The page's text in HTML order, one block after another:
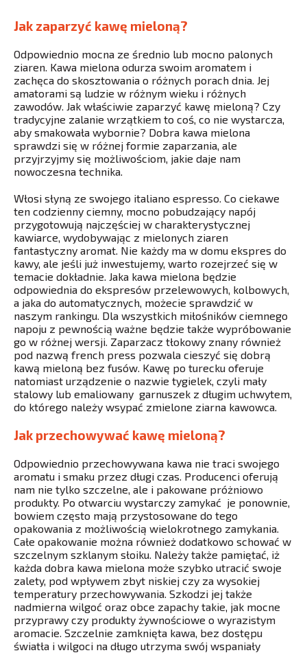
Jak zaparzyć kawę mieloną?
Odpowiednio mocna ze średnio lub mocno palonych
ziaren. Kawa mielona odurza swoim aromatem i
zachęca do skosztowania o różnych porach dnia. Jej
amatorami są ludzie w różnym wieku i różnych
zawodów. Jak właściwie zaparzyć kawę mieloną? Czy
tradycyjne zalanie wrzątkiem to coś, co nie wystarcza,
aby smakowała wybornie? Dobra kawa mielona
sprawdzi się w różnej formie zaparzania, ale
przyjrzyjmy się możliwościom, jakie daje nam
nowoczesna technika.
Włosi słyną ze swojego italiano espresso. Co ciekawe
ten codzienny ciemny, mocno pobudzający napój
przygotowują najczęściej w charakterystycznej
kawiarce, wydobywając z mielonych ziaren
fantastyczny aromat. Nie każdy ma w domu ekspres do
kawy, ale jeśli już inwestujemy, warto rozejrzeć się w
temacie dokładnie. Jaka kawa mielona będzie
odpowiednia do ekspresów przelewowych, kolbowych,
a jaka do automatycznych, możecie sprawdzić w
naszym rankingu. Dla wszystkich miłośników ciemnego
napoju z pewnością ważne będzie także wypróbowanie
go w różnej wersji. Zaparzacz tłokowy znany również
pod nazwą french press pozwala cieszyć się dobrą
kawą mieloną bez fusów. Kawę po turecku oferuje
natomiast urządzenie o nazwie tygielek, czyli mały
stalowy lub emaliowany garnuszek z długim uchwytem,
do którego należy wsypać zmielone ziarna kawowca.
Jak przechowywać kawę mieloną?
Odpowiednio przechowywana kawa nie traci swojego
aromatu i smaku przez długi czas. Producenci oferują
nam nie tylko szczelne, ale i pakowane próżniowo
produkty. Po otwarciu wystarczy zamykać je ponownie,
bowiem często mają przystosowane do tego
opakowania z możliwością wielokrotnego zamykania.
Całe opakowanie można również dodatkowo schować w
szczelnym szklanym słoiku. Należy także pamiętać, iż
każda dobra kawa mielona może szybko utracić swoje
zalety, pod wpływem zbyt niskiej czy za wysokiej
temperatury przechowywania. Szkodzi jej także
nadmierna wilgoć oraz obce zapachy takie, jak mocne
przyprawy czy produkty żywnościowe o wyrazistym
aromacie. Szczelnie zamknięta kawa, bez dostępu
światła i wilgoci na długo utrzyma swój wspaniały